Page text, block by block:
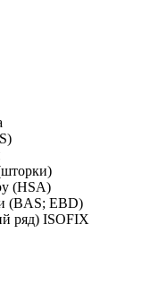
(HSA)
(BAS; EBD)
ряд) ISOFIX